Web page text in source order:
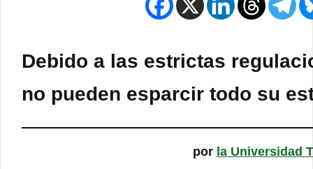
Debido a las estrictas
no pueden esparcir todo su
por la Universidad